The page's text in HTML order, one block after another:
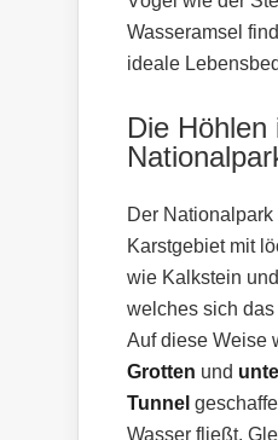
Wasseramsel
ideale
Die Höhlen
Der
Karstgebiet mit
wie Kalkstein
welches sich das
Auf diese Weise
Grotten und
Tunnel
Wasser fließt.